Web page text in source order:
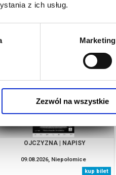
z ich usług.
Marketing
Zezwól na wszystkie
OJCZYZNA | NAPISY
09.08.2026, Niepołomice
kup bilet